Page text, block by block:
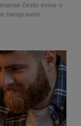
često ovise o
neispravno